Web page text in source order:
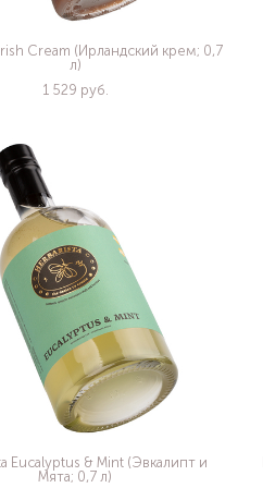
Cream (Ирландский крем; 0,7
л)
1 529 pуб.
Eucalyptus & Mint (Эвкалипт и
Мята; 0,7 л)